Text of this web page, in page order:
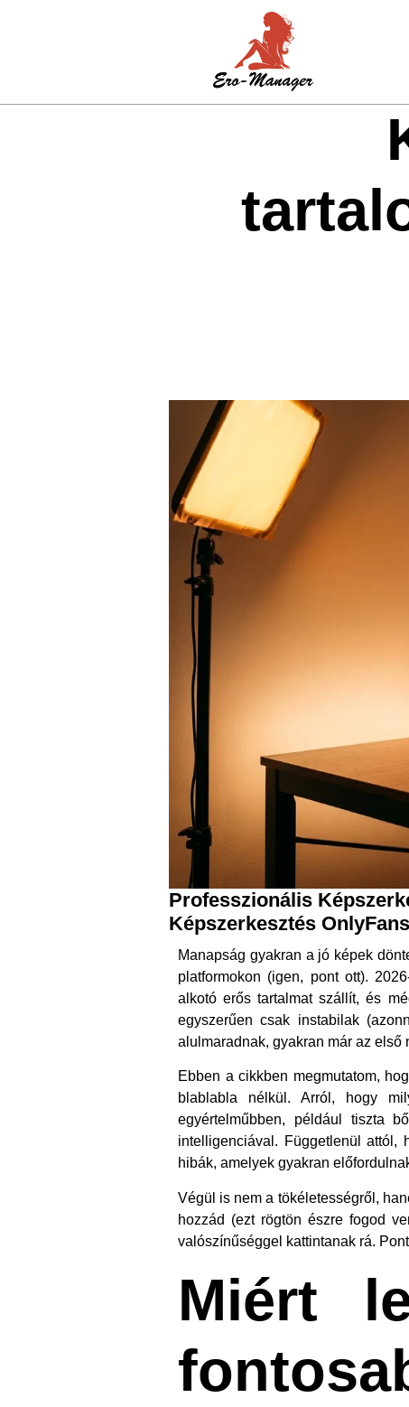
Professzionális
Képszerkesztés
Manapság gyakran a jó képek
platformokon (igen, pont ott).
alkotó erős tartalmat szállít, és
egyszerűen csak instabilak
alulmaradnak, gyakran már az első
Ebben a cikkben megmutatom,
blablabla nélkül. Arról, hogy
egyértelműbben, például tiszta
intelligenciával. Függetlenül
hibák, amelyek gyakran
Végül is nem a tökéletességről,
hozzád (ezt rögtön észre fogod
valószínűséggel kattintanak rá.
Miért